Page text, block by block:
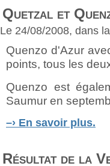
Quetzal et
Le 24/08/2008, dans
Quenzo d'Azur
points, tous les
Quenzo est
Saumur en
–› En savoir plus.
Résultat de la